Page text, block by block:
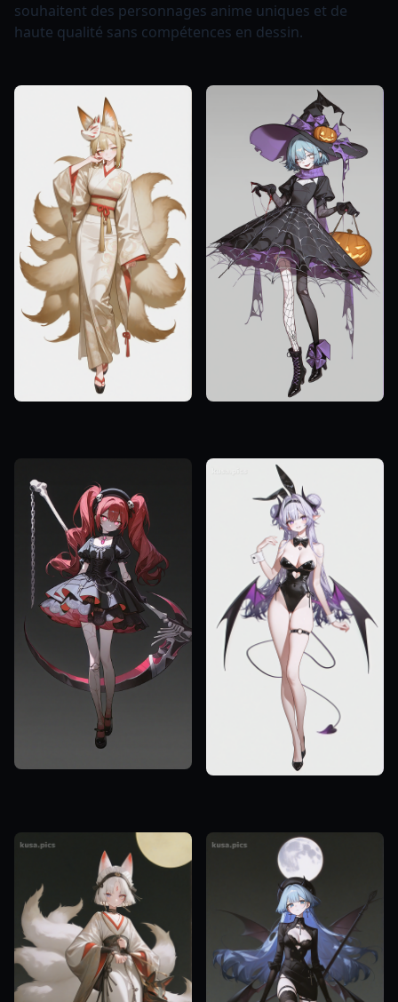
souhaitent des personnages anime uniques et de
haute qualité sans compétences en dessin.